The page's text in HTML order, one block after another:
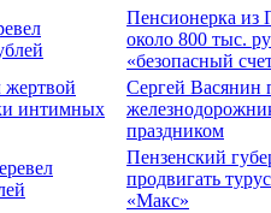
Пенсионерка из
около 800 тыс.
«безопасный
жертвой
интимных
Сергей Васянин
праздником
Пензенский
продвигать
«Макс»